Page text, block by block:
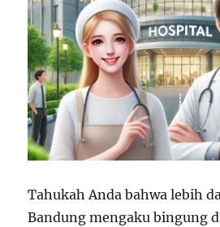
Tahukah Anda bahwa lebih
Bandung mengaku bingung